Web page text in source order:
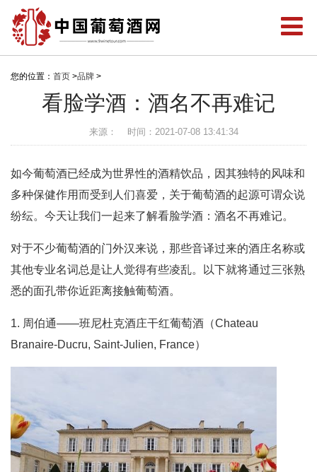
您的位置： 首页 >品牌 >
看脸学酒：酒名不再难记
来源： 时间：2021-07-08 13:41:34
如今葡萄酒已经成为世界性的酒精饮品，因其独特的风味和
多种保健作用而受到人们喜爱，关于葡萄酒的起源可谓众说
纷纭。今天让我们一起来了解看脸学酒：酒名不再难记。
对于不少葡萄酒的门外汉来说，那些音译过来的酒庄名称或
其他专业名词总是让人觉得有些凌乱。以下就将通过三张熟
悉的面孔带你近距离接触葡萄酒。
1. 周伯通——班尼杜克酒庄干红葡萄酒（Chateau
Branaire-Ducru, Saint-Julien, France）